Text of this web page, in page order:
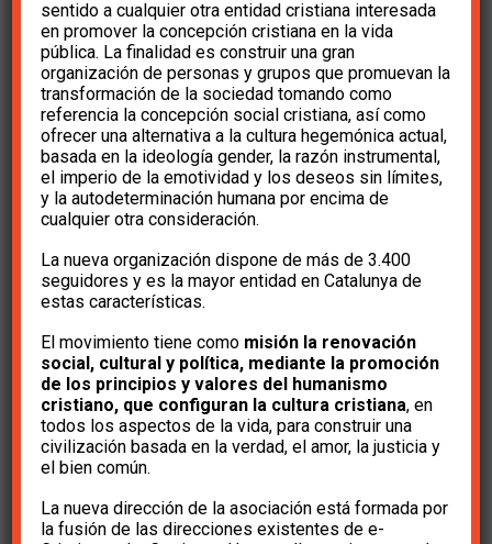
«Elecciones europeas.
La situación actual de
Europa»
hace 2 años e-Cristians
LaCorriente Social Cristianate invita a participar
en laCharla-ConferenciaperZoomsobre
la“Elecciones europeas. La situación actual de
Europa”del martes
cargo delSr. Jaime Mayor Oreja,
sentido a cualquier otra entidad cristiana interesada
en promover la concepción cristiana en la vida
pública. La finalidad es construir una gran
organización de personas y grupos que promuevan la
transformación de la sociedad tomando como
referencia la concepción social cristiana, así como
ofrecer una alternativa a la cultura hegemónica actual,
basada en la ideología gender, la razón instrumental,
el imperio de la emotividad y los deseos sin límites,
y la autodeterminación humana por encima de
cualquier otra consideración.
La nueva organización dispone de más de 3.400
seguidores y es la mayor entidad en Catalunya de
estas características.
El movimiento tiene como misión la renovación
social, cultural y política, mediante la promoción
de los principios y valores del humanismo
cristiano, que configuran la cultura cristiana, en
todos los aspectos de la vida, para construir una
civilización basada en la verdad, el amor, la justicia y
el bien común.
La nueva dirección de la asociación está formada por
la fusión de las direcciones existentes de e-